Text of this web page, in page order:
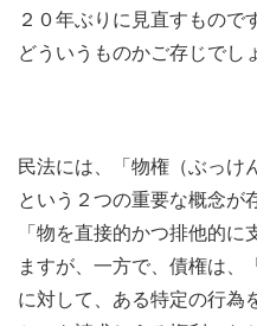
２０年ぶりに見直すもの
どういうものかご存じでし
民法には、「物権（ぶっけ
という２つの重要な概念が
「物を直接的かつ排他的
ますが、一方で、債権は、
に対して、ある特定の行為